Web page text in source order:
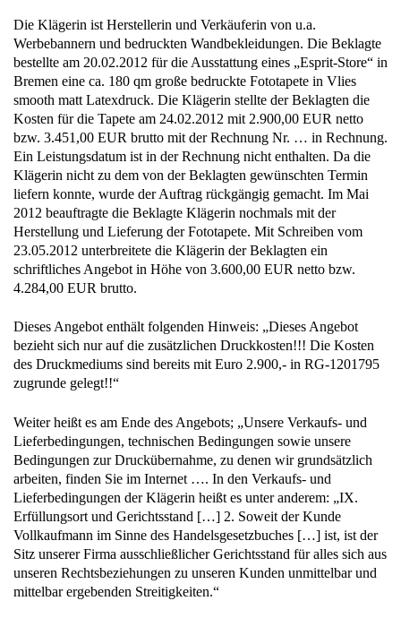
Die Klägerin ist Herstellerin und Verkäuferin von u.a.
Werbebannern und bedruckten Wandbekleidungen. Die Beklagte
bestellte am 20.02.2012 für die Ausstattung eines „Esprit-Store“ in
Bremen eine ca. 180 qm große bedruckte Fototapete in Vlies
smooth matt Latexdruck. Die Klägerin stellte der Beklagten die
Kosten für die Tapete am 24.02.2012 mit 2.900,00 EUR netto
bzw. 3.451,00 EUR brutto mit der Rechnung Nr. … in Rechnung.
Ein Leistungsdatum ist in der Rechnung nicht enthalten. Da die
Klägerin nicht zu dem von der Beklagten gewünschten Termin
liefern konnte, wurde der Auftrag rückgängig gemacht. Im Mai
2012 beauftragte die Beklagte Klägerin nochmals mit der
Herstellung und Lieferung der Fototapete. Mit Schreiben vom
23.05.2012 unterbreitete die Klägerin der Beklagten ein
schriftliches Angebot in Höhe von 3.600,00 EUR netto bzw.
4.284,00 EUR brutto.
Dieses Angebot enthält folgenden Hinweis: „Dieses Angebot
bezieht sich nur auf die zusätzlichen Druckkosten!!! Die Kosten
des Druckmediums sind bereits mit Euro 2.900,- in RG-1201795
zugrunde gelegt!!“
Weiter heißt es am Ende des Angebots; „Unsere Verkaufs- und
Lieferbedingungen, technischen Bedingungen sowie unsere
Bedingungen zur Druckübernahme, zu denen wir grundsätzlich
arbeiten, finden Sie im Internet …. In den Verkaufs- und
Lieferbedingungen der Klägerin heißt es unter anderem: „IX.
Erfüllungsort und Gerichtsstand […] 2. Soweit der Kunde
Vollkaufmann im Sinne des Handelsgesetzbuches […] ist, ist der
Sitz unserer Firma ausschließlicher Gerichtsstand für alles sich aus
unseren Rechtsbeziehungen zu unseren Kunden unmittelbar und
mittelbar ergebenden Streitigkeiten.“